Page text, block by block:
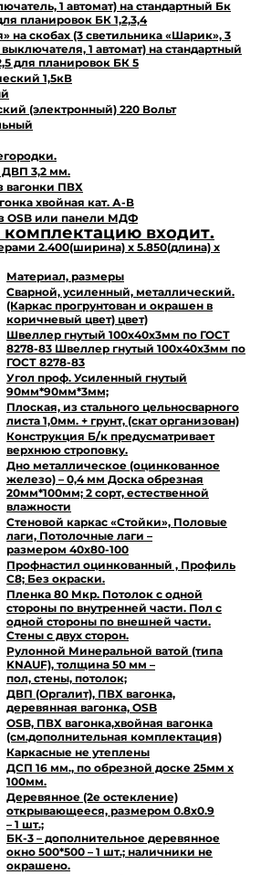
1 автомат) на стандартный Бк
планировок БК 1,2,3,4
на скобах (3 светильника «Шарик», 3
1 автомат) на стандартный
для планировок БК 5
1,5кВ
(электронный) 220 Вольт
ДВП 3,2 мм.
вагонки ПВХ
хвойная кат. А-В
OSB или панели МДФ
комплектацию входит.
2.400(ширина) х 5.850(длина) х
Материал, размеры
Сварной, усиленный, металлический.
(Каркас прогрунтован и окрашен в
коричневый цвет) цвет)
Швеллер гнутый 100х40х3мм по ГОСТ
8278-83 Швеллер гнутый 100х40х3мм по
ГОСТ 8278-83
Угол проф. Усиленный гнутый
90мм*90мм*3мм;
Плоская, из стального цельносварного
листа 1,0мм. + грунт, (скат организован)
Конструкция Б/к предусматривает
верхнюю строповку.
Дно металлическое (оцинкованное
железо) – 0,4 мм Доска обрезная
20мм*100мм; 2 сорт, естественной
влажности
Стеновой каркас «Стойки», Половые
лаги, Потолочные лаги –
размером 40х80-100
Профнастил оцинкованный , Профиль
С8; Без окраски.
Пленка 80 Мкр. Потолок с одной
стороны по внутренней части. Пол с
одной стороны по внешней части.
Стены с двух сторон.
Рулонной Минеральной ватой (типа
KNAUF), толщина 50 мм –
пол, стены, потолок;
ДВП (Оргалит), ПВХ вагонка,
деревянная вагонка, OSB
OSB, ПВХ вагонка,хвойная вагонка
(см.дополнительная комплектация)
Каркасные не утеплены
ДСП 16 мм., по обрезной доске 25мм х
100мм.
Деревянное (2е остекление)
открывающееся, размером 0.8х0.9
– 1 шт.;
БК-3 – дополнительное деревянное
окно 500*500 – 1 шт.; наличники не
окрашено.